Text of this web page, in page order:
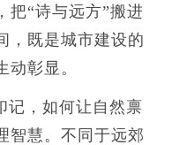
把“诗与远方”搬进
，既是城市建设的
彰显。
记，如何让自然禀
智慧。不同于远郊